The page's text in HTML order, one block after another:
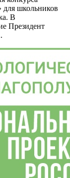
школьников
В
Президент